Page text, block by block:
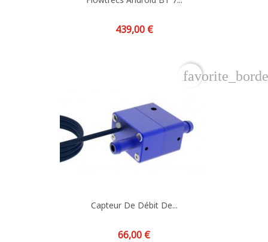
Prix
439,00 €
Capteur De Débit De...
Prix
66,00 €